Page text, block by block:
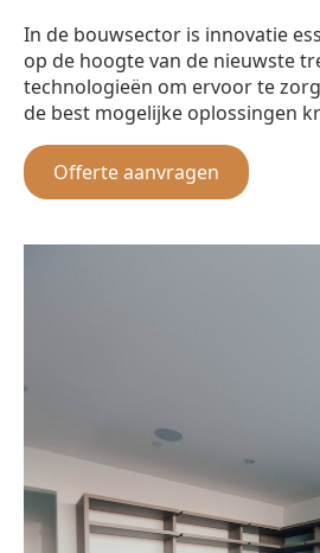
In de bouwsector is innovatie
op de hoogte van de nieuwste
technologieën om ervoor te
de best mogelijke oplossingen
Offerte aanvragen